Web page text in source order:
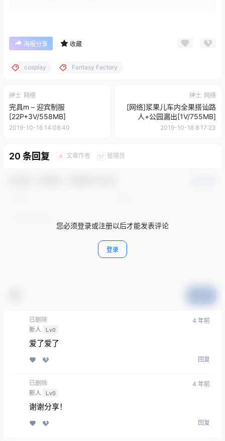
海报分享 收藏
cosplay Fantasy Factory
绅士 网络
完具m – 迎宾制服
[22P+3V/558MB]
2019-10-16 14:08:40
绅士 网络
[网络]浆果儿车内全果搭讪路
人+公园漏出[1V/755MB]
2019-10-18 8:17:23
20 条回复 A 文章作者 M 管理员
您必须登录或注册以后才能发表评论
登录
已删除
新人
Lv0
4 年前
爱了爱了
回复
已删除
新人
Lv0
4 年前
谢谢分享！
回复